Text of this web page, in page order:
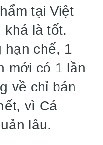
tại Việt
khá là tốt.
hạn chế, 1
mới có 1 lần
về chỉ bán
vì Cá
lâu.